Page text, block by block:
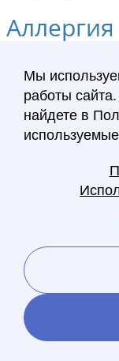
проходила тесты,
же у меня
ее месяцами — и
накануне, я
распухшими
Лучшие
Мы
работы
найдете в